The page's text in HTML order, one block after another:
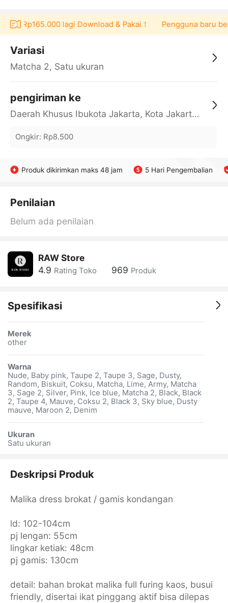
Rp165.000 lagi Download & Pakai！ Pengguna baru
Variasi
Matcha 2, Satu ukuran
pengiriman ke
Daerah Khusus Ibukota Jakarta, Kota Jakarta Barat, Cengkareng, yy
Ongkir: Rp8.500
Produk dikirimkan maks 48 jam 5 Hari Pengembalian
Penilaian
Belum ada penilaian
RAW Store
4.9 Rating Toko 969 Produk
Spesifikasi
Merek
other
Warna
Nude, Baby pink, Taupe 2, Taupe 3, Sage, Dusty,
Random, Biskuit, Coksu, Matcha, Lime, Army, Matcha
3, Sage 2, Silver, Pink, Ice blue, Matcha 2, Black, Black
2, Taupe 4, Mauve, Coksu 2, Black 3, Sky blue, Dusty
mauve, Maroon 2, Denim
Ukuran
Satu ukuran
Deskripsi Produk
Malika dress brokat / gamis kondangan
ld: 102-104cm
pj lengan: 55cm
lingkar ketiak: 48cm
pj gamis: 130cm
detail: bahan brokat malika full furing kaos, busui
friendly, disertai ikat pinggang aktif bisa dilepas